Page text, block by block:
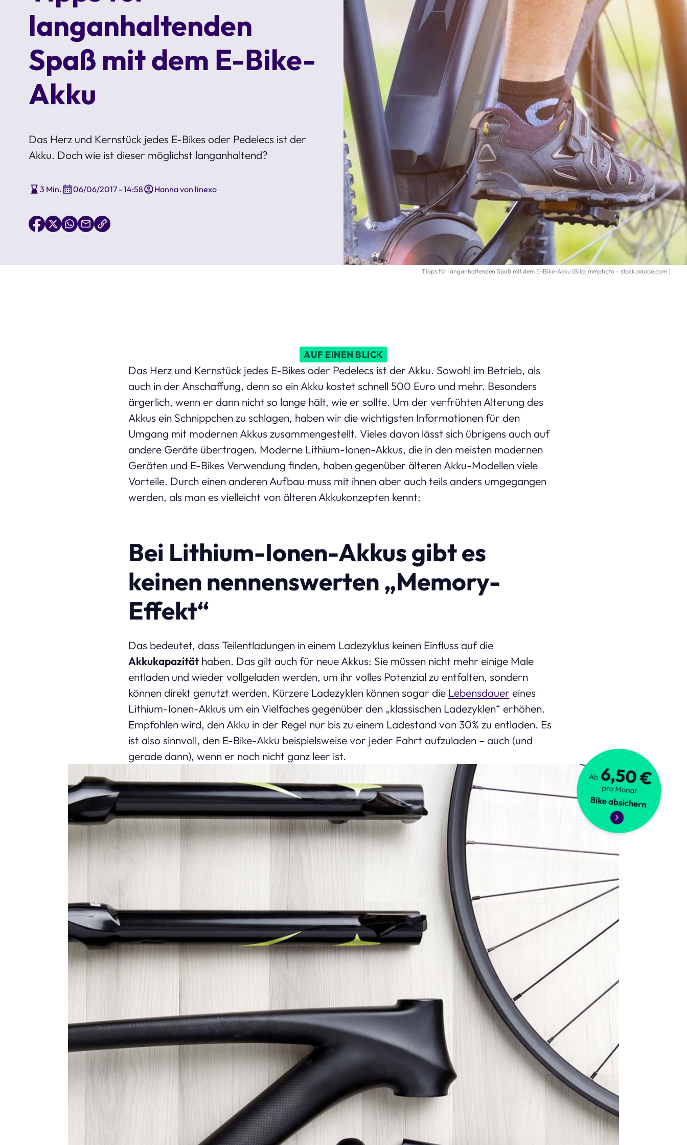
Tipps für langanhaltenden Spaß mit dem E-Bike-Akku (Bild: mmphoto - stock.adobe.com )
langanhaltenden
Spaß mit dem E-Bike-
Akku
Das Herz und Kernstück jedes E-Bikes oder Pedelecs ist der
Akku. Doch wie ist dieser möglichst langanhaltend?
3 Min. 06/06/2017 - 14:58 Hanna von linexo
AUF EINEN BLICK
Das Herz und Kernstück jedes E-Bikes oder Pedelecs ist der Akku. Sowohl im Betrieb, als
auch in der Anschaffung, denn so ein Akku kostet schnell 500 Euro und mehr. Besonders
ärgerlich, wenn er dann nicht so lange hält, wie er sollte. Um der verfrühten Alterung des
Akkus ein Schnippchen zu schlagen, haben wir die wichtigsten Informationen für den
Umgang mit modernen Akkus zusammengestellt. Vieles davon lässt sich übrigens auch auf
andere Geräte übertragen. Moderne Lithium-Ionen-Akkus, die in den meisten modernen
Geräten und E-Bikes Verwendung finden, haben gegenüber älteren Akku-Modellen viele
Vorteile. Durch einen anderen Aufbau muss mit ihnen aber auch teils anders umgegangen
werden, als man es vielleicht von älteren Akkukonzepten kennt:
Bei Lithium-Ionen-Akkus gibt es
keinen nennenswerten „Memory-
Effekt“
Das bedeutet, dass Teilentladungen in einem Ladezyklus keinen Einfluss auf die
Akkukapazitäthaben. Das gilt auch für neue Akkus: Sie müssen nicht mehr einige Male
entladen und wieder vollgeladen werden, um ihr volles Potenzial zu entfalten, sondern
können direkt genutzt werden. Kürzere Ladezyklen können sogar die Lebensdauer eines
Lithium-Ionen-Akkus um ein Vielfaches gegenüber den „klassischen Ladezyklen“ erhöhen.
Empfohlen wird, den Akku in der Regel nur bis zu einem Ladestand von 30% zu entladen. Es
ist also sinnvoll, den E-Bike-Akku beispielsweise vor jeder Fahrt aufzuladen – auch (und
gerade dann), wenn er noch nicht ganz leer ist.